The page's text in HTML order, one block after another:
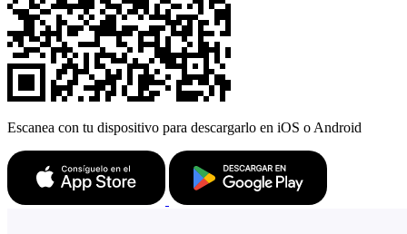
Escanea con tu dispositivo para descargarlo en iOS o Android